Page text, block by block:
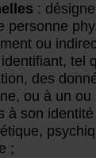
:
personne
ou
tel
des
ou à un
à son
;